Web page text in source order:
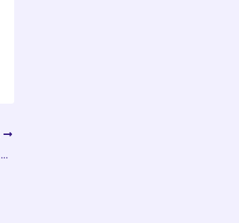
Hier ontmoet ik het positieve tegengeluid